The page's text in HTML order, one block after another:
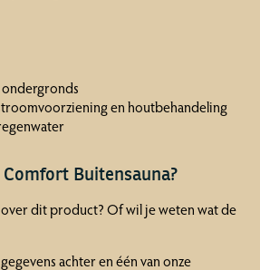
Buitensauna?
dit product? Of wil je weten wat de
achter en één van onze
en houtbehandeling